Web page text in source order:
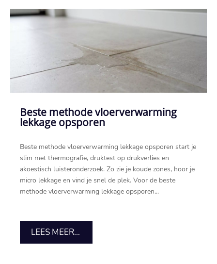
Beste methode vloerverwarming
lekkage opsporen
Beste methode vloerverwarming lekkage opsporen start je
slim met thermografie, druktest op drukverlies en
akoestisch luisteronderzoek.​ Zo zie je koude zones, hoor je
micro lekkage en vind je snel de plek.​ Voor de beste
methode vloerverwarming lekkage opsporen...
LEES MEER...